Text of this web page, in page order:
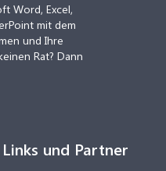
Word, Excel,
mit dem
und Ihre
Rat? Dann
Links und Partner